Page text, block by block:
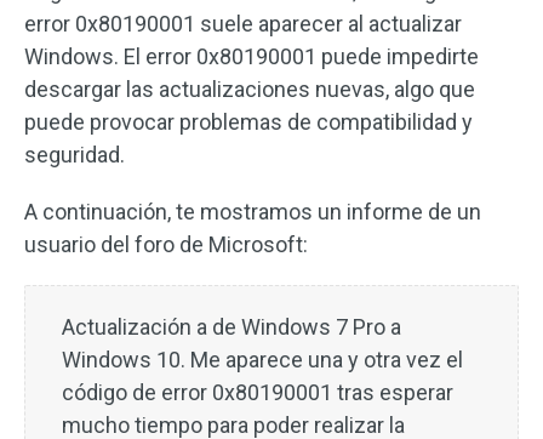
error 0x80190001 suele aparecer al actualizar
Windows. El error 0x80190001 puede impedirte
descargar las actualizaciones nuevas, algo que
puede provocar problemas de compatibilidad y
seguridad.
A continuación, te mostramos un informe de un
usuario del foro de Microsoft:
Actualización a de Windows 7 Pro a
Windows 10. Me aparece una y otra vez el
código de error 0x80190001 tras esperar
mucho tiempo para poder realizar la